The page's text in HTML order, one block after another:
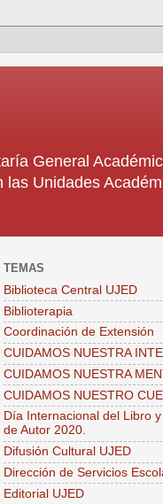
General
Unidades
TEMAS
Biblioteca Central UJED
Biblioterapia
Coordinación de Extensión
CUIDAMOS NUESTRA
CUIDAMOS NUESTRA
CUIDAMOS NUESTRO
Día Internacional del Libro
de Autor 2020.
Difusión Cultural UJED
Dirección de Servicios
Editorial UJED